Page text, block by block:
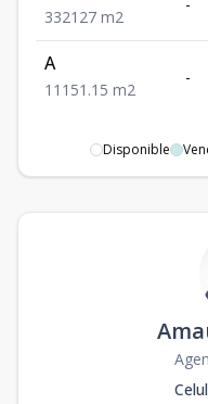
332127 m2
-
A
1 1 1 51.15 m2
-
Disponible